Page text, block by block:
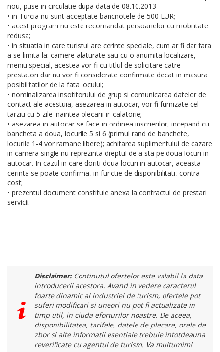
nou, puse in circulatie dupa data de 08.10.2013
• in Turcia nu sunt acceptate bancnotele de 500 EUR;
• acest program nu este recomandat persoanelor cu mobilitate
redusa;
• in situatia in care turistul are cerinte speciale, cum ar fi dar fara
a se limita la: camere alaturate sau cu o anumita localizare,
meniu special, acestea vor fi cu titlul de solicitare catre
prestatori dar nu vor fi considerate confirmate decat in masura
posibilitatilor de la fata locului;
• nominalizarea insotitorului de grup si comunicarea datelor de
contact ale acestuia, asezarea in autocar, vor fi furnizate cel
tarziu cu 5 zile inaintea plecarii in calatorie;
• asezarea in autocar se face in ordinea inscrierilor, incepand cu
bancheta a doua, locurile 5 si 6 (primul rand de banchete,
locurile 1-4 vor ramane libere); achitarea suplimentului de cazare
in camera single nu reprezinta dreptul de a sta pe doua locuri in
autocar. In cazul in care doriti doua locuri in autocar, aceasta
cerinta se poate confirma, in functie de disponibilitati, contra
cost;
• prezentul document constituie anexa la contractul de prestari
servicii.
Disclaimer:Continutul ofertelor este valabil la data
introducerii acestora. Avand in vedere caracterul
foarte dinamic al industriei de turism, ofertele pot
suferi modificari si uneori nu pot fi actualizate in
timp util, in ciuda eforturilor noastre. De aceea,
disponibilitatea, tarifele, datele de plecare, orele de
zbor si alte informatii esentiale trebuie intotdeauna
reverificate cu agentul de turism. Va multumim!